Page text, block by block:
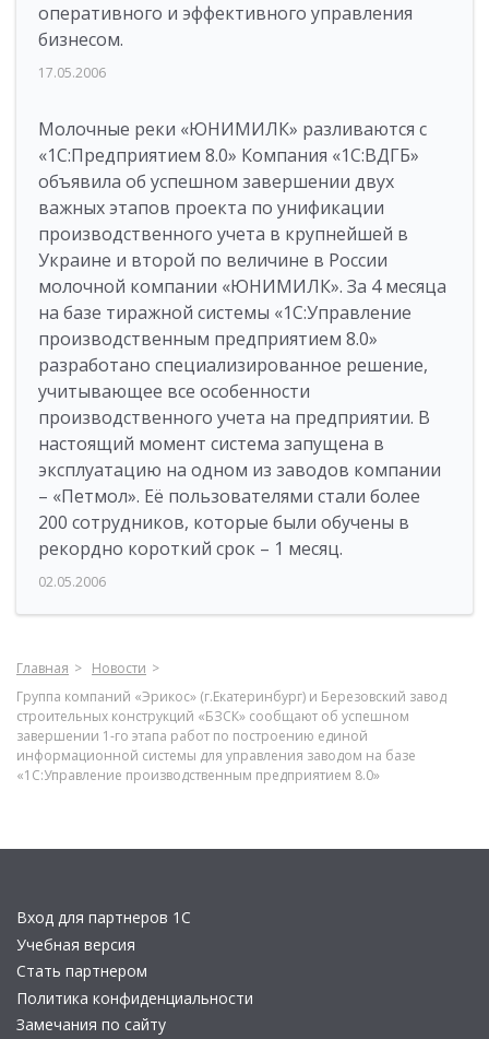
оперативного и эффективного управления
бизнесом.
17.05.2006
Молочные реки «ЮНИМИЛК» разливаются с
«1С:Предприятием 8.0» Компания «1С:ВДГБ»
объявила об успешном завершении двух
важных этапов проекта по унификации
производственного учета в крупнейшей в
Украине и второй по величине в России
молочной компании «ЮНИМИЛК». За 4 месяца
на базе тиражной системы «1С:Управление
производственным предприятием 8.0»
разработано специализированное решение,
учитывающее все особенности
производственного учета на предприятии. В
настоящий момент система запущена в
эксплуатацию на одном из заводов компании
– «Петмол». Её пользователями стали более
200 сотрудников, которые были обучены в
рекордно короткий срок – 1 месяц.
02.05.2006
Главная
Новости
Группа компаний «Эрикос» (г.Екатеринбург) и Березовский завод
строительных конструкций «БЗСК» сообщают об успешном
завершении 1-го этапа работ по построению единой
информационной системы для управления заводом на базе
«1С:Управление производственным предприятием 8.0»
Вход для партнеров 1С
Учебная версия
Стать партнером
Политика конфиденциальности
Замечания по сайту